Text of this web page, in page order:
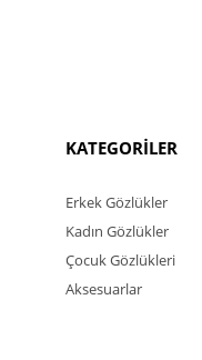
KATEGORİLER
Erkek Gözlükler
Kadın Gözlükler
Çocuk Gözlükleri
Aksesuarlar